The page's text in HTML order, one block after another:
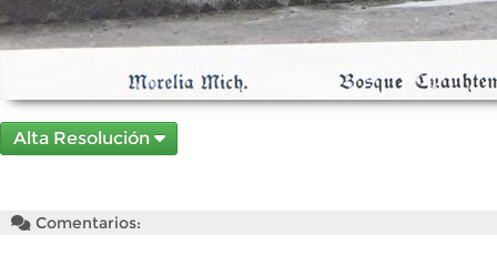
Alta Resolución
Comentarios: